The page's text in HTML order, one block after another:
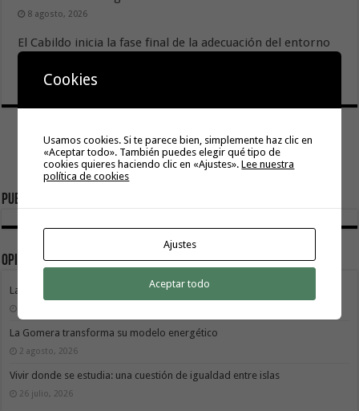
8 agosto, 2026
El Cabildo inicia la fase final de la adecuación del entorno
de La Rajita con la pavimentación de los aparcamientos
8 agosto, 2026
Publicidad
Opinión
La movilidad también construye isla
La Gomera transforma su modelo energético
2 agosto, 2026
Vivir donde se estudia: una cuestión de igualdad entre islas
26 julio, 2026
Cookies
Usamos cookies. Si te parece bien, simplemente haz clic en
«Aceptar todo». También puedes elegir qué tipo de
cookies quieres haciendo clic en «Ajustes».Lee nuestra
política de cookies
Ajustes
Aceptar todo